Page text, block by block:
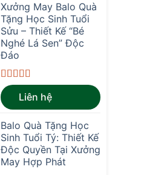
Xưởng May Balo Quà
Tặng Học Sinh Tuổi
Sửu – Thiết Kế “Bé
Nghé Lá Sen” Độc
Đáo
Được xếp
hạng4.67 5
sao
Liên hệ
Balo Quà Tặng Học
Sinh Tuổi Tý: Thiết Kế
Độc Quyền Tại Xưởng
May Hợp Phát